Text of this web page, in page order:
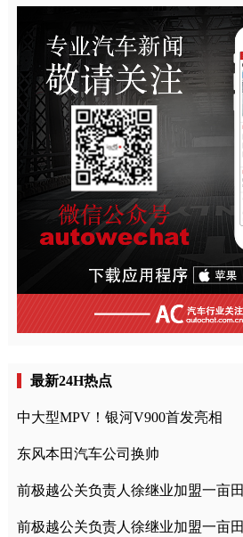
最新24H热点
中大型MPV！银河V900首发亮相
东风本田汽车公司换帅
前极越公关负责人徐继业加盟一亩田
前极越公关负责人徐继业加盟一亩田